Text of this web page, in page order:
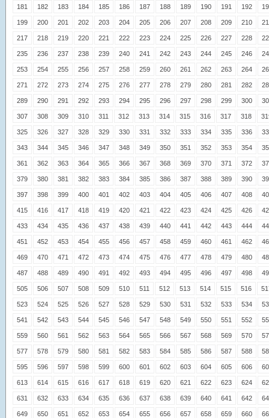
181 182 183 184 185 186 187 188 189 190 191 192
199 200 201 202 203 204 205 206 207 208 209 210
217 218 219 220 221 222 223 224 225 226 227 228
235 236 237 238 239 240 241 242 243 244 245 246
253 254 255 256 257 258 259 260 261 262 263 264
271 272 273 274 275 276 277 278 279 280 281 282
289 290 291 292 293 294 295 296 297 298 299 300
307 308 309 310 311 312 313 314 315 316 317 318
325 326 327 328 329 330 331 332 333 334 335 336
343 344 345 346 347 348 349 350 351 352 353 354
361 362 363 364 365 366 367 368 369 370 371 372
379 380 381 382 383 384 385 386 387 388 389 390
397 398 399 400 401 402 403 404 405 406 407 408
415 416 417 418 419 420 421 422 423 424 425 426
433 434 435 436 437 438 439 440 441 442 443 444
451 452 453 454 455 456 457 458 459 460 461 462
469 470 471 472 473 474 475 476 477 478 479 480
487 488 489 490 491 492 493 494 495 496 497 498
505 506 507 508 509 510 511 512 513 514 515 516
523 524 525 526 527 528 529 530 531 532 533 534
541 542 543 544 545 546 547 548 549 550 551 552
559 560 561 562 563 564 565 566 567 568 569 570
577 578 579 580 581 582 583 584 585 586 587 588
595 596 597 598 599 600 601 602 603 604 605 606
613 614 615 616 617 618 619 620 621 622 623 624
631 632 633 634 635 636 637 638 639 640 641 642
649 650 651 652 653 654 655 656 657 658 659 660